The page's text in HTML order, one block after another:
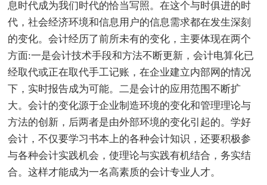
息时代成为我们时代的恰当写照。在这个与时俱进的时
代，社会经济环境和信息用户的信息需求都在发生深刻
的变化。会计经历了前所未有的变化，主要体现在两个
方面:一是会计技术手段和方法不断更新，会计电算化已
经取代或正在取代手工记账，在企业建立内部网的情况
下，实时报告成为可能。二是会计的应用范围不断扩
大。会计的变化源于企业制造环境的变化和管理理论与
方法的创新，后两者是由外部环境的变化引起的。学好
会计，不仅要学习书本上的各种会计知识，还要积极参
与各种会计实践机会，使理论与实践有机结合，务实结
合。这样才能成为一名高素质的会计专业人才。